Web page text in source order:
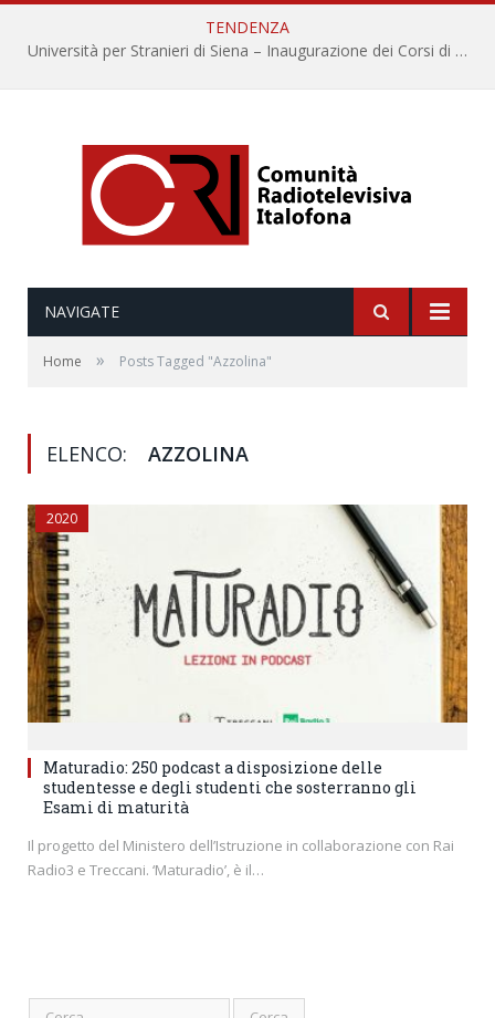
TENDENZA
Università per Stranieri di Siena – Inaugurazione dei Corsi di Lingua e Cultura Italiana, 109a annata
NAVIGATE
Home » Posts Tagged "Azzolina"
ELENCO: AZZOLINA
2020
Maturadio: 250 podcast a disposizione delle
studentesse e degli studenti che sosterranno gli
Esami di maturità
Il progetto del Ministero dell’Istruzione in collaborazione con Rai
Radio3 e Treccani. ‘Maturadio’, è il…